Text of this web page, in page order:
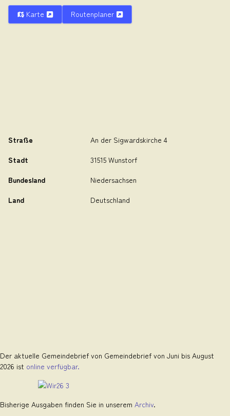
Karte Routenplaner
Straße
An der Sigwardskirche 4
Stadt
31515 Wunstorf
Bundesland
Niedersachsen
Land
Deutschland
Der aktuelle Gemeindebrief von Gemeindebrief von Juni bis August
2026 ist online verfügbar.
Bisherige Ausgaben finden Sie in unserem Archiv.